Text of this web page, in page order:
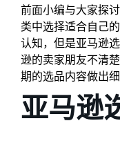
前面小编与大家探
类中选择适合自己
认知，但是亚马逊
逊的卖家朋友不清
期的选品内容做出细
亚马逊